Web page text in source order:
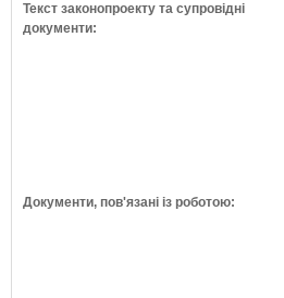
Текст законопроекту та супровідні
документи:
Документи, пов'язані із роботою: